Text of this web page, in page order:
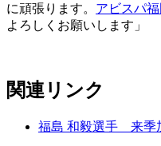
に頑張ります。 アビスパ福
よろしくお願いします」
関連リンク
福島 和毅選手 来季